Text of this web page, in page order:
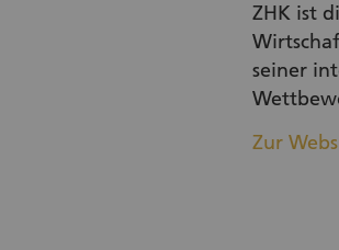
ZHK ist
seiner
Zur